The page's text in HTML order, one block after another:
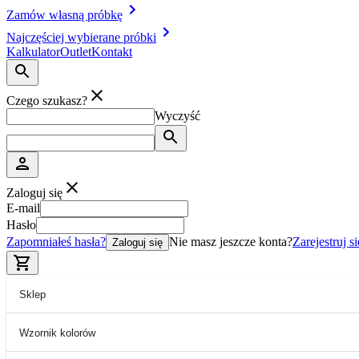
Zamów własną próbkę
Najczęściej wybierane próbki
KalkulatorOutletKontakt
Czego szukasz?
Wyczyść
Zaloguj się
E-mail
Hasło
Zapomniałeś hasła? Zaloguj się Nie masz jeszcze konta?Zarejestruj
Sklep
Wzornik kolorów